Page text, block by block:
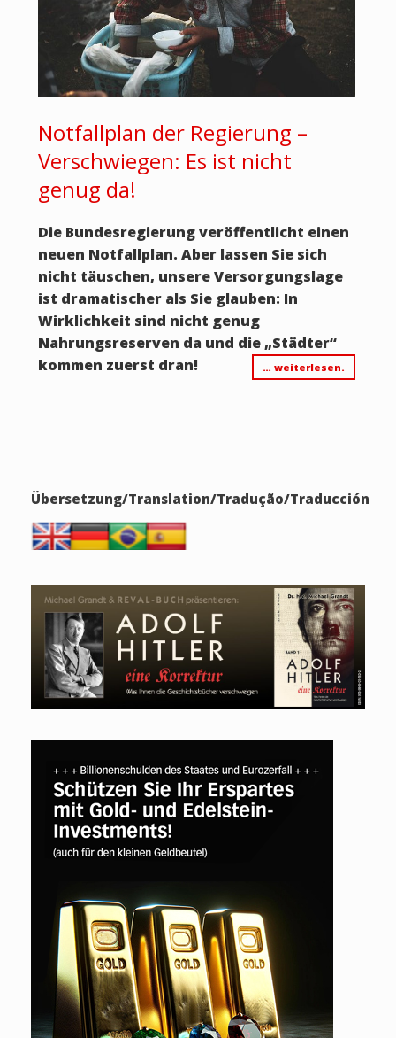
Notfallplan der Regierung –
Verschwiegen: Es ist nicht
genug da!
Die Bundesregierung veröffentlicht einen
neuen Notfallplan. Aber lassen Sie sich
nicht täuschen, unsere Versorgungslage
ist dramatischer als Sie glauben: In
Wirklichkeit sind nicht genug
Nahrungsreserven da und die „Städter“
kommen zuerst dran!
… weiterlesen.
Übersetzung/Translation/Tradução/Traducción